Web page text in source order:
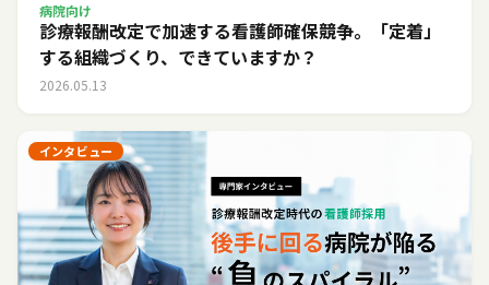
病院向け
診療報酬改定で加速する看護師確保競争。「定着」
する組織づくり、できていますか？
2026.05.13
インタビュー